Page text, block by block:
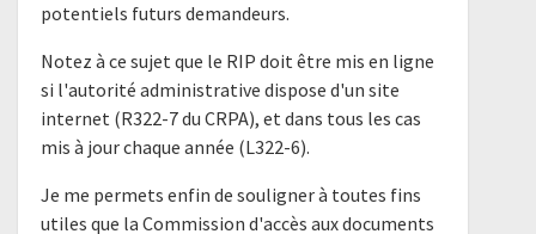
potentiels futurs demandeurs.
Notez à ce sujet que le RIP doit être mis en ligne
si l'autorité administrative dispose d'un site
internet (R322-7 du CRPA), et dans tous les cas
mis à jour chaque année (L322-6).
Je me permets enfin de souligner à toutes fins
utiles que la Commission d'accès aux documents